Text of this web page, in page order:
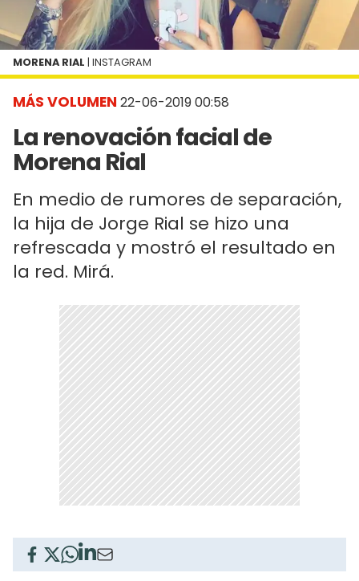
MÁS VOLUMEN 22-06-2019 00:58
La renovación facial de
Morena Rial
En medio de rumores de separación,
la hija de Jorge Rial se hizo una
refrescada y mostró el resultado en
la red. Mirá.
MORENA RIAL | INSTAGRAM